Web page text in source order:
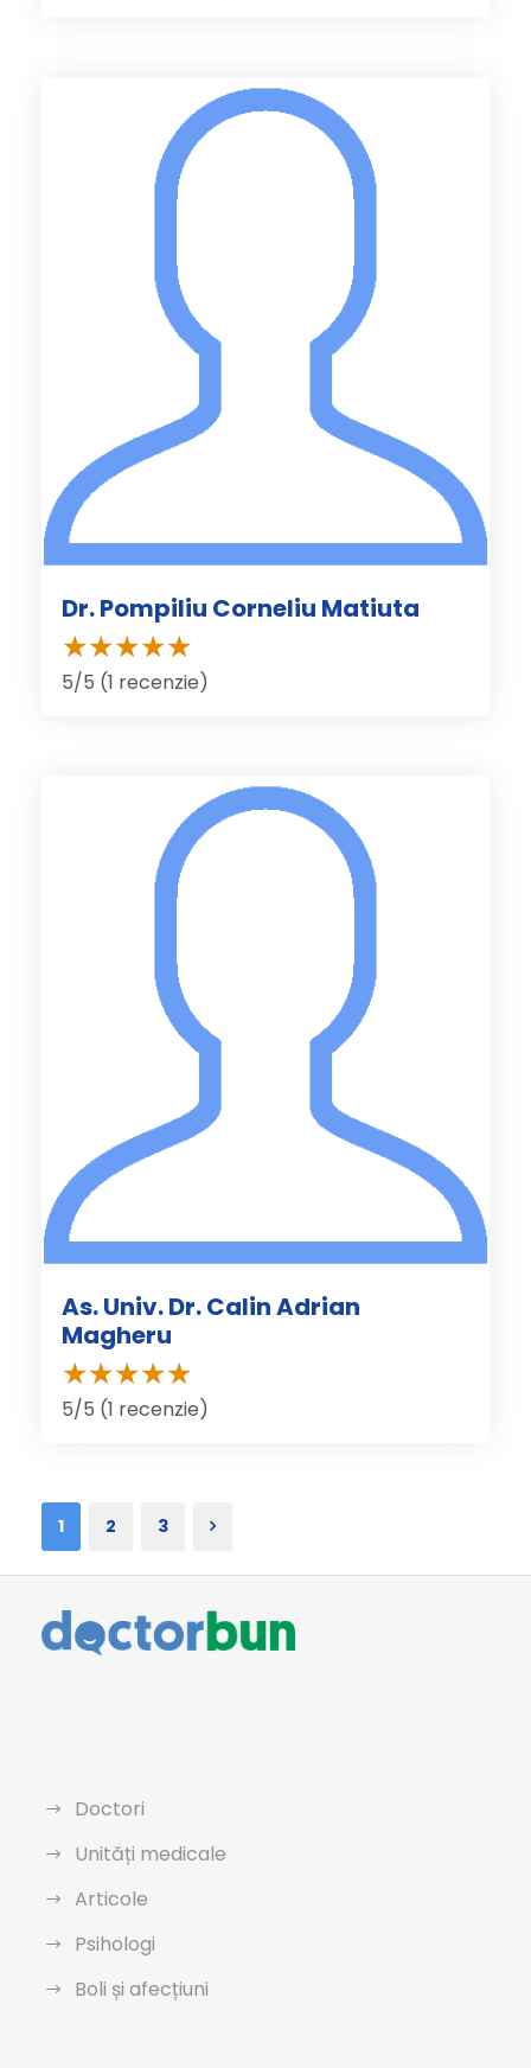
Dr. Pompiliu Corneliu Matiuta
5/5 (1 recenzie)
As. Univ. Dr. Calin Adrian
Magheru
5/5 (1 recenzie)
1 2 3
Doctori
Unități medicale
Articole
Psihologi
Boli și afecțiuni